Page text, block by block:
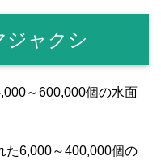
ジャクシ
～600,000個の水面
た6,000～400,000個の